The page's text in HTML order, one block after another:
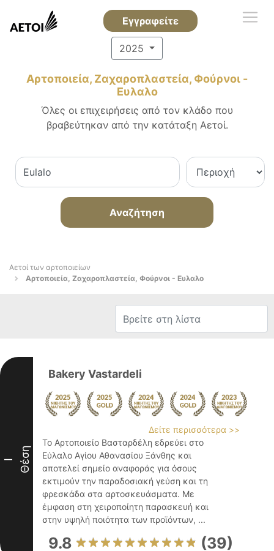
Εγγραφείτε
2025
Αρτοποιεία, Ζαχαροπλαστεία, Φούρνοι -
Ευλαλο
Όλες οι επιχειρήσεις από τον κλάδο που
βραβεύτηκαν από την κατάταξη Αετοί.
Αναζήτηση
Αετοί των αρτοποιείων
Αρτοποιεία, Ζαχαροπλαστεία, Φούρνοι - Ευλαλο
I Θέση
Bakery Vastardeli
Δείτε περισσότερα >>
Το Αρτοποιείο Βασταρδέλη εδρεύει στο
Εύλαλο Αγίου Αθανασίου Ξάνθης και
αποτελεί σημείο αναφοράς για όσους
εκτιμούν την παραδοσιακή γεύση και τη
φρεσκάδα στα αρτοσκευάσματα. Με
έμφαση στη χειροποίητη παρασκευή και
στην υψηλή ποιότητα των προϊόντων, ...
9.8 (39)